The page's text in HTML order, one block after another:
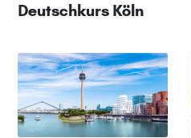
Deutschkurs Köln